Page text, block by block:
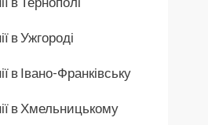
в Ужгороді
в Івано-Франківську
в Хмельницькому